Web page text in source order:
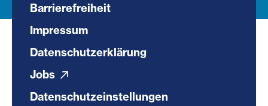
Barrierefreiheit
Impressum
Datenschutzerklärung
Jobs
Datenschutzeinstellungen